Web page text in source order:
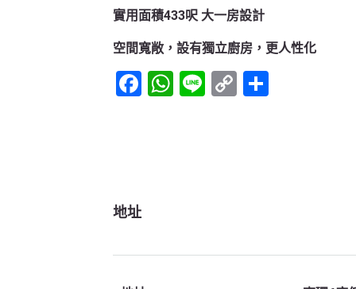
實用面積433呎 大一房設計
空間寬敞，設有獨立廚房，更人性化
Facebook
WhatsApp
LineCopy
地址